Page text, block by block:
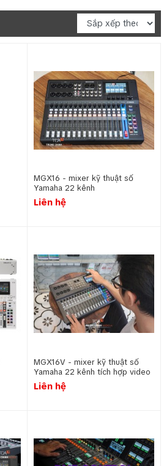
MGX16 - mixer kỹ thuật số
Yamaha 22 kênh
Liên hệ
MGX16V - mixer kỹ thuật số
Yamaha 22 kênh tích hợp video
interface
Liên hệ